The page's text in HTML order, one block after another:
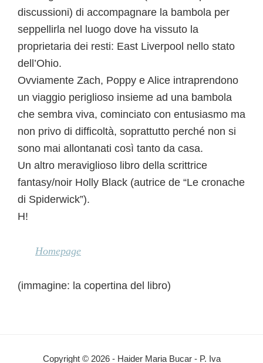
discussioni) di accompagnare la bambola per
seppellirla nel luogo dove ha vissuto la
proprietaria dei resti: East Liverpool nello stato
dell’Ohio.
Ovviamente Zach, Poppy e Alice intraprendono
un viaggio periglioso insieme ad una bambola
che sembra viva, cominciato con entusiasmo ma
non privo di difficoltà, soprattutto perché non si
sono mai allontanati così tanto da casa.
Un altro meraviglioso libro della scrittrice
fantasy/noir Holly Black (autrice de “Le cronache
di Spiderwick”).
H!
Homepage
(immagine: la copertina del libro)
Copyright © 2026 - Haider Maria Bucar - P. Iva